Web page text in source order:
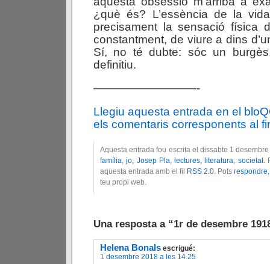
¿què és? L’essència de la
precisament la sensació física
constantment, de viure a dins
Sí, no té dubte: sóc un
definitiu.
—————————-
Llegiu aquesta entrada en el
els comentaris corresponents al
Aquesta entrada fou escrita el dissabte 1
família,jo, Josep Pla, lectures, literatura, societat.
aquesta entrada amb el fil
RSS 2.0. Pots respondre
teu propi web.
Una resposta a “1r de desembre
Helena Bonals escrigué:
1 desembre 2018 a les 14.25